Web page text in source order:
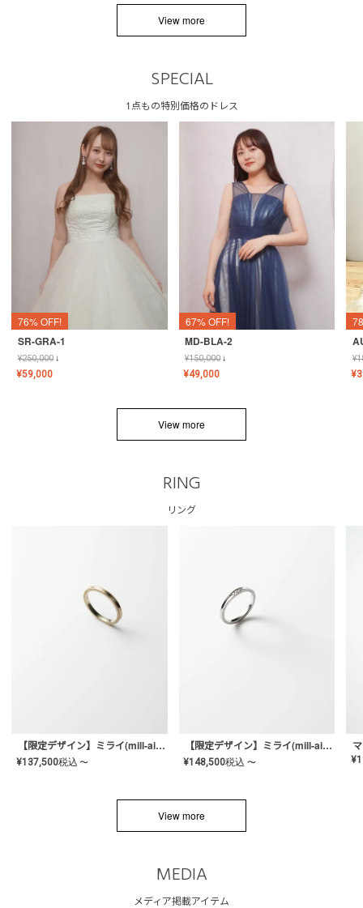
View more
SPECIAL
1点もの特別価格のドレス
76% OFF!
SR-GRA-1
¥250,000↓
¥59,000
67% OFF!
MD-BLA-2
¥150,000↓
¥49,000
¥
¥
View more
RING
リング
【限定デザイン】ミライ(mill-ai)リング
¥137,500税込 〜
【限定デザイン】ミライ(mill-ai)リング
¥148,500税込 〜 ¥
View more
MEDIA
メディア掲載アイテム